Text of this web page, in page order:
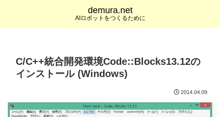
demura.net
AIロボットをつくるために
C/C++統合開発環境Code::Blocks13.12の
インストール (Windows)
2014.04.09